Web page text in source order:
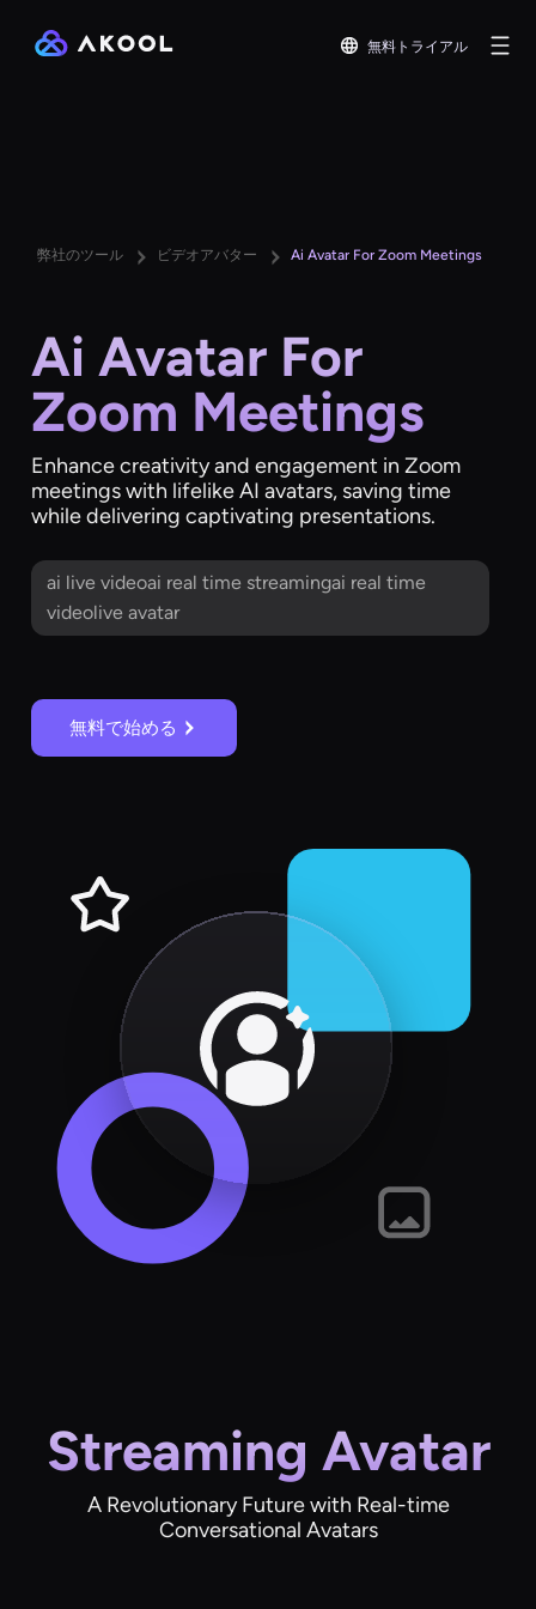
無料トライアル
弊社のツール ビデオアバター Ai Avatar For Zoom Meetings
Ai Avatar For
Zoom Meetings
Enhance creativity and engagement in Zoom
meetings with lifelike AI avatars, saving time
while delivering captivating presentations.
ai live videoai real time streamingai real time
videolive avatar
無料で始める
Streaming Avatar
A Revolutionary Future with Real-time
Conversational Avatars